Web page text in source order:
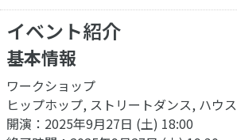
イベント紹介
基本情報
ワークショップ
ヒップホップ, ストリートダンス, ハウス
開演：2025年9月27日 (土) 18:00